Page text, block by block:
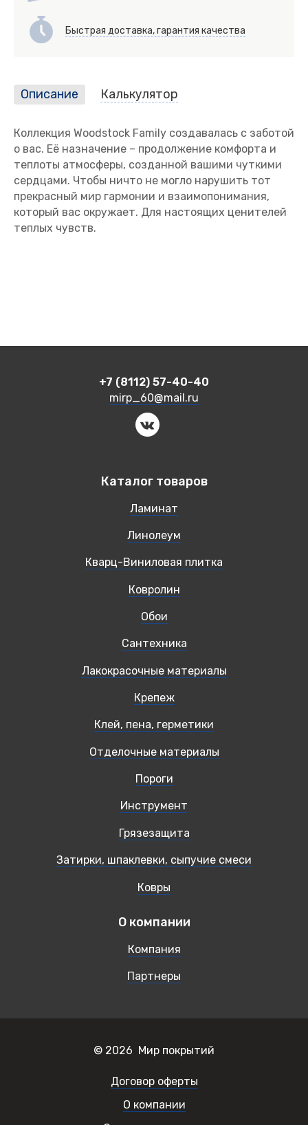
Быстрая доставка, гарантия качества
Описание Калькулятор
Коллекция Woodstock Family создавалась с заботой
о вас. Её назначение – продолжение комфорта и
теплоты атмосферы, созданной вашими чуткими
сердцами. Чтобы ничто не могло нарушить тот
прекрасный мир гармонии и взаимопонимания,
который вас окружает. Для настоящих ценителей
теплых чувств.
+7 (8112) 57-40-40
mirp_60@mail.ru
Каталог товаров
Ламинат
Линолеум
Кварц-Виниловая плитка
Ковролин
Обои
Сантехника
Лакокрасочные материалы
Крепеж
Клей, пена, герметики
Отделочные материалы
Пороги
Инструмент
Грязезащита
Затирки, шпаклевки, сыпучие смеси
Ковры
О компании
Компания
Партнеры
© 2026 Мир покрытий
Договор оферты
О компании